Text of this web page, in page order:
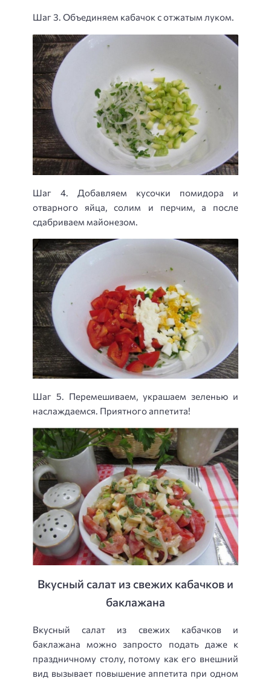
Шаг 3. Объединяем кабачок с отжатым луком.
Шаг 4. Добавляем кусочки помидора и
отварного яйца, солим и перчим, а после
сдабриваем майонезом.
Шаг 5. Перемешиваем, украшаем зеленью и
наслаждаемся. Приятного аппетита!
Вкусный салат из свежих кабачков и
баклажана
Вкусный салат из свежих кабачков и
баклажана можно запросто подать даже к
праздничному столу, потому как его внешний
вид вызывает повышение аппетита при одном